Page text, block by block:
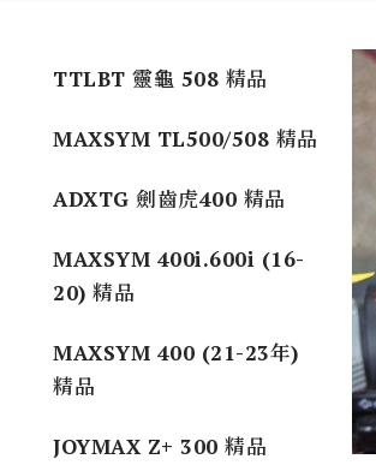
TTLBT 靈龜 508 精品
MAXSYM TL500/508 精品
ADXTG 劍齒虎400 精品
MAXSYM 400i.600i (16-
20) 精品
MAXSYM 400 (21-23年)
精品
JOYMAX Z+ 300 精品